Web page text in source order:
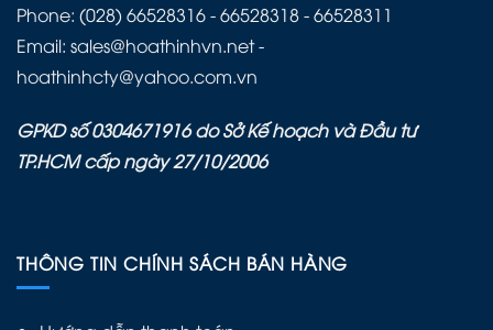
Phone: (028) 66528316 - 66528318 - 66528311
Email: sales@hoathinhvn.net -
hoathinhcty@yahoo.com.vn
GPKD số 0304671916 do Sở Kế hoạch và Đầu tư
TP.HCM cấp ngày 27/10/2006
THÔNG TIN CHÍNH SÁCH BÁN HÀNG